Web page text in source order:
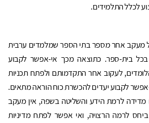
לכלל התלמידים.
מעקב אחר מספר בתי הספר שמלמדים ערבית
בכל בית-ספר. כתוצאה מכך אי-אפשר לקבוע
לעקוב אחר התקדמותם ולפתח תכניות
לקבוע יעדים להכשרת כוח הוראה מתאים.
לרמת הידע והשליטה בשפה, אין מעקב
לרמה הרצויה, ואי אפשר לפתח מדיניות